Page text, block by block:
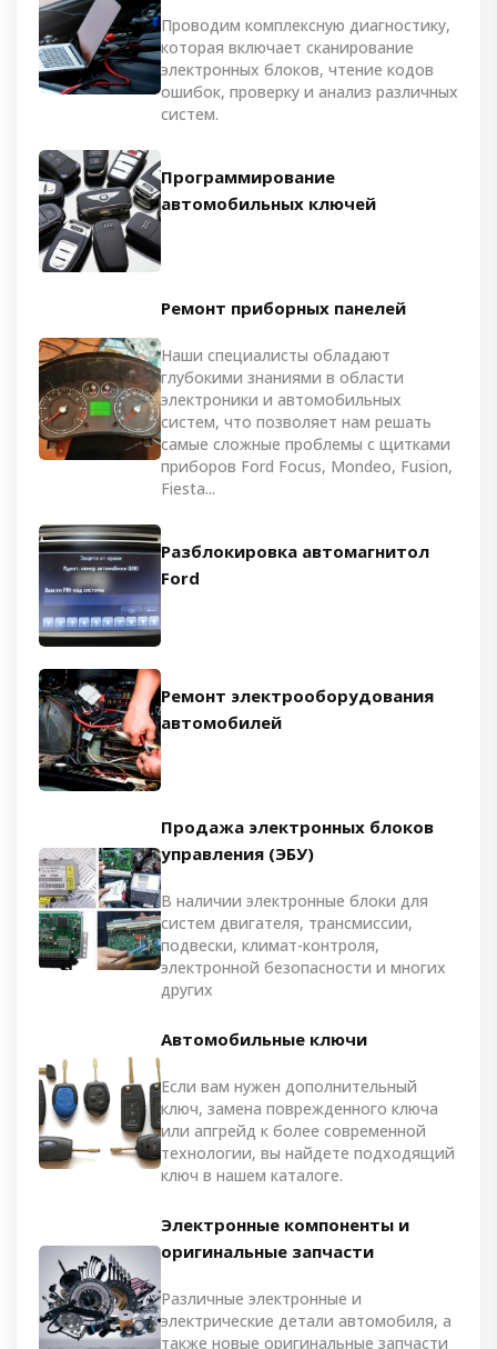
Проводим комплексную диагностику,
которая включает сканирование
электронных блоков, чтение кодов
ошибок, проверку и анализ различных
систем.
Программирование
автомобильных ключей
Ремонт приборных панелей
Наши специалисты обладают
глубокими знаниями в области
электроники и автомобильных
систем, что позволяет нам решать
самые сложные проблемы с щитками
приборов Ford Focus, Mondeo, Fusion,
Fiesta...
Разблокировка автомагнитол
Ford
Ремонт электрооборудования
автомобилей
Продажа электронных блоков
управления (ЭБУ)
В наличии электронные блоки для
систем двигателя, трансмиссии,
подвески, климат-контроля,
электронной безопасности и многих
других
Автомобильные ключи
Если вам нужен дополнительный
ключ, замена поврежденного ключа
или апгрейд к более современной
технологии, вы найдете подходящий
ключ в нашем каталоге.
Электронные компоненты и
оригинальные запчасти
Различные электронные и
электрические детали автомобиля, а
также новые оригинальные запчасти